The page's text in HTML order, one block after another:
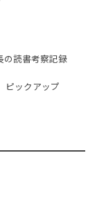
の読書考察記録
ピックアップ